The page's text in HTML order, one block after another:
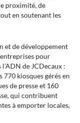
proximité, de
en soutenant les
et de développement
pour
de JCDecaux :
kiosques gérés en
de presse et 160
qui contribuent
à emporter locales,